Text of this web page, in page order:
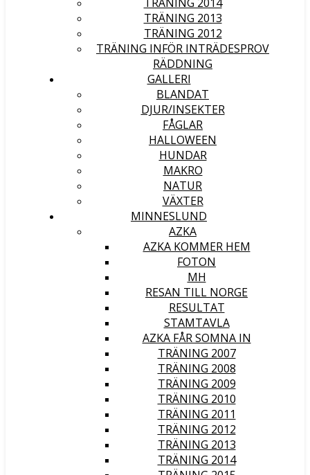
TRÄNING 2013
TRÄNING 2012
TRÄNING INFÖR INTRÄDESPROV
RÄDDNING
GALLERI
BLANDAT
DJUR/INSEKTER
FÅGLAR
HALLOWEEN
HUNDAR
MAKRO
NATUR
VÄXTER
MINNESLUND
AZKA
AZKA KOMMER HEM
FOTON
MH
RESAN TILL NORGE
RESULTAT
STAMTAVLA
AZKA FÅR SOMNA IN
TRÄNING 2007
TRÄNING 2008
TRÄNING 2009
TRÄNING 2010
TRÄNING 2011
TRÄNING 2012
TRÄNING 2013
TRÄNING 2014